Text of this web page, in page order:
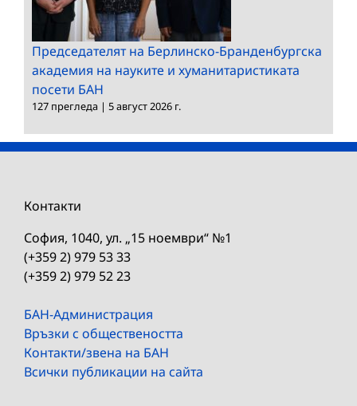
Председателят на Берлинско-Бранденбургска
академия на науките и хуманитаристиката
посети БАН
127 прегледа | 5 август 2026 г.
Контакти
София, 1040, ул. „15 ноември“ №1
(+359 2) 979 53 33
(+359 2) 979 52 23
БАН-Администрация
Връзки с обществеността
Контакти/звена на БАН
Всички публикации на сайта